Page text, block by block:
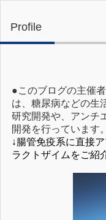
Profile
●このブログの主催
は、糖尿病などの生
研究開発や、アンチ
開発を行っています。
↓腸管免疫系に直接
ラクトザイムをご紹